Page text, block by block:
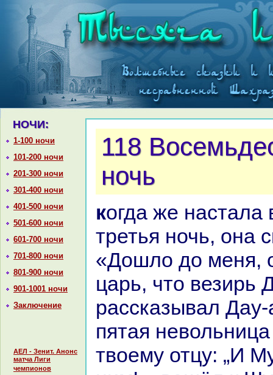
НОЧИ:
1-100 ночи
101-200 ночи
201-300 ночи
301-400 ночи
401-500 ночи
501-600 ночи
601-700 ночи
701-800 ночи
801-900 ночи
901-1001 ночи
Заключение
АЕЛ - Зенит. Анонс
матча Лиги
чемпионов
118
ночь
кoгда же нaстала восемьдесят
третья ночь, онa
«Дошло до меня,
царь, что везирь
paссказывал
пятая
твоему отцу: „И